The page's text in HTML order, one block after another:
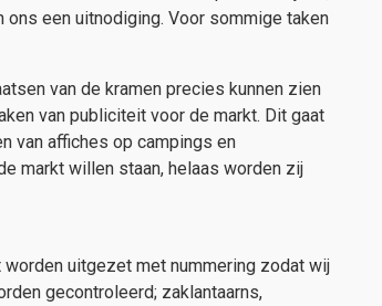
ons een uitnodiging. Voor sommige taken
van de kramen precies kunnen zien
van publiciteit voor de markt. Dit gaat
van affiches op campings en
markt willen staan, helaas worden zij
uitgezet met nummering zodat wij
gecontroleerd; zaklantaarns,